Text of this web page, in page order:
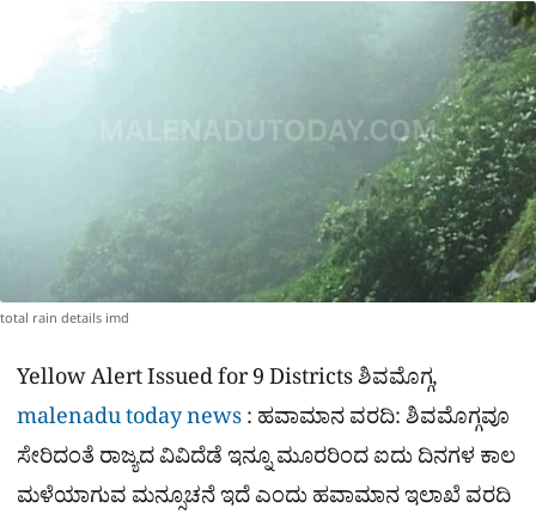
a
a
total rain details imd
Yellow Alert Issued for 9 Districts ಶಿವಮೊಗ್ಗ,
malenadu today news: ಹವಾಮಾನ ವರದಿ: ಶಿವಮೊಗ್ಗವೂ
ಸೇರಿದಂತೆ ರಾಜ್ಯದ ವಿವಿದೆಡೆ ಇನ್ನೂ ಮೂರರಿಂದ ಐದು ದಿನಗಳ ಕಾಲ
ಮಳೆಯಾಗುವ ಮನ್ಸೂಚನೆ ಇದೆ ಎಂದು ಹವಾಮಾನ ಇಲಾಖೆ ವರದಿ